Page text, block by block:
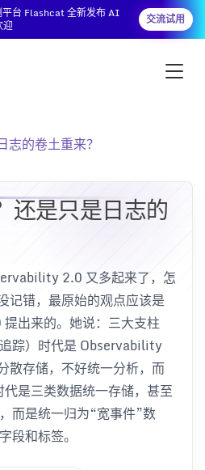
平台 Flashcat 全新发布 AI
迎
交流试用
的卷土重来？
还是只是日志的
2.0 又多起来了，怎
记错，最原始的观点应该是
出来的。她说：三大支柱
追踪）时代是 Observability
散存储，不好统一分析，而
是三类数据统一存储，甚至
而是统一归为“宽事件”数
段和标签。